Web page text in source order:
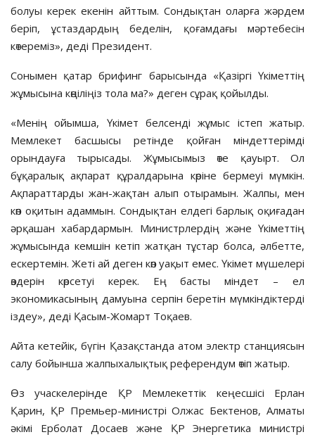
болуы керек екенін айттым. Сондықтан оларға жәрдем
беріп, ұстаздардың беделін, қоғамдағы мәртебесін
көтереміз», деді Президент.
Сонымен қатар брифинг барысында «Қазіргі Үкіметтің
жұмысына көңіліңіз тола ма?» деген сұрақ қойылды.
«Менің ойымша, Үкімет белсенді жұмыс істеп жатыр.
Мемлекет басшысы ретінде қойған міндеттерімді
орындауға тырысады. Жұмысымыз өте қауырт. Ол
бұқаралық ақпарат құралдарына көріне бермеуі мүмкін.
Ақпараттарды жан-жақтан алып отырамын. Жалпы, мен
көп оқитын адаммын. Сондықтан елдегі барлық оқиғадан
әрқашан хабардармын. Министрлердің және Үкіметтің
жұмысында кемшін кетіп жатқан тұстар болса, әлбетте,
ескертемін. Жеті ай деген көп уақыт емес. Үкімет мүшелері
өздерін көрсетуі керек. Ең басты міндет – ел
экономикасының дамуына серпін беретін мүмкіндіктерді
іздеу», деді Қасым-Жомарт Тоқаев.
Айта кетейік, бүгін Қазақстанда атом электр станциясын
салу бойынша жалпыхалықтық референдум өтіп жатыр.
Өз учаскелерінде ҚР Мемлекеттік кеңесшісі Ерлан
Қарин, ҚР Премьер-министрі Олжас Бектенов, Алматы
әкімі Ерболат Досаев және ҚР Энергетика министрі